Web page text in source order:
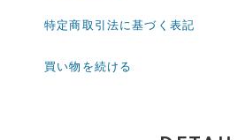
特定商取引法に基づく表記
買い物を続ける